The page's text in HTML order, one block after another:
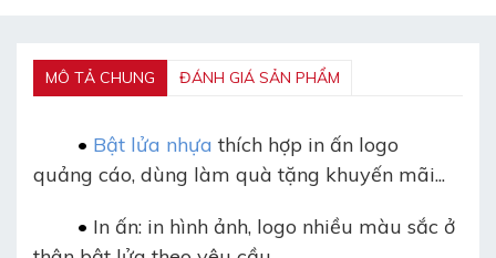
MÔ TẢ CHUNG ĐÁNH GIÁ SẢN PHẨM
• Bật lửa nhựa thích hợp in ấn logo
quảng cáo, dùng làm quà tặng khuyến mãi...
• In ấn: in hình ảnh, logo nhiều màu sắc ở